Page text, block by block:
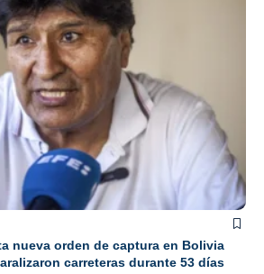
nueva orden de captura en Bolivia
carreteras durante 53 días